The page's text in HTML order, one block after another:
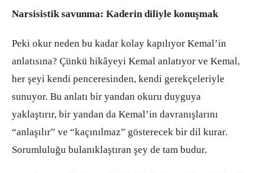
Narsisistik savunma: Kaderin diliyle konuşmak
Peki okur neden bu kadar kolay kapılıyor Kemal’in
anlatısına? Çünkü hikâyeyi Kemal anlatıyor ve Kemal,
her şeyi kendi penceresinden, kendi gerekçeleriyle
sunuyor. Bu anlatı bir yandan okuru duyguya
yaklaştırır, bir yandan da Kemal’in davranışlarını
“anlaşılır” ve “kaçınılmaz” gösterecek bir dil kurar.
Sorumluluğu bulanıklaştıran şey de tam budur.